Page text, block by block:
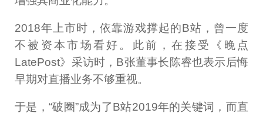
2018年上市时，依靠游戏撑起的B站，曾一度
不被资本市场看好。此前，在接受《晚点
LatePost》采访时，B张董事长陈睿也表示后悔
早期对直播业务不够重视。
于是，“破圈”成为了B站2019年的关键词，而直